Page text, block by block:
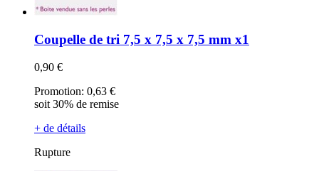
Coupelle de tri 7,5 x 7,5 x 7,5 mm x1
0,90 €
Promotion: 0,63 €
soit 30% de remise
+ de détails
Rupture